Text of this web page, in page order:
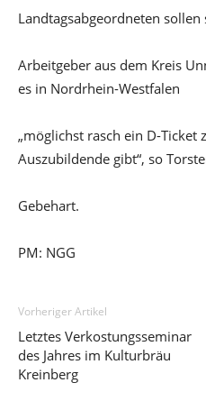
Landtagsabgeordneten sollen
Arbeitgeber aus dem Kreis
es in Nordrhein-Westfalen
„möglichst rasch ein D-Ticket
Auszubildende gibt“, so
Gebehart.
PM: NGG
Vorheriger Artikel
Letztes Verkostungsseminar
des Jahres im Kulturbräu
Kreinberg